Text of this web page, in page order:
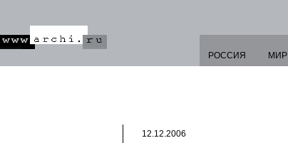
РОССИЯ МИР
12.12.2006